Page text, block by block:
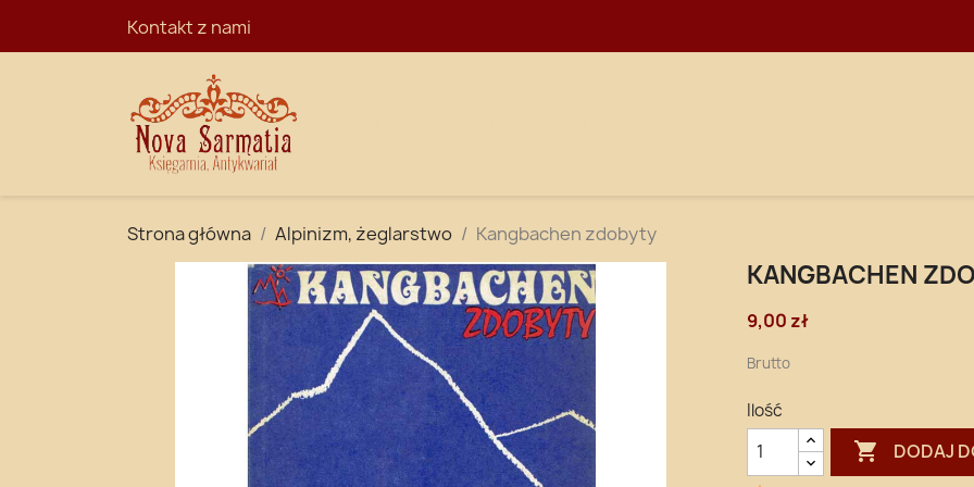
Kontakt z nami
Strona główna Alpinizm, żeglarstwo Kangbachen zdobyty
KANGBACHEN
9,00 zł
Brutto
Ilość
 DODAJ